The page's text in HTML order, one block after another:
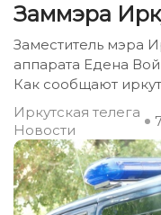
Заммэра
Заместитель мэра
аппарата Едена
Как сообщают
Иркутская телега
Новости